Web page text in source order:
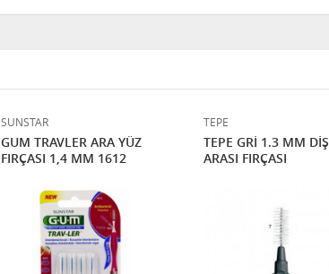
SUNSTAR
GUM TRAVLER ARA YÜZ
FIRÇASI 1,4 MM 1612
TEPE
TEPE GRİ 1.3 MM DİŞ
ARASI FIRÇASI